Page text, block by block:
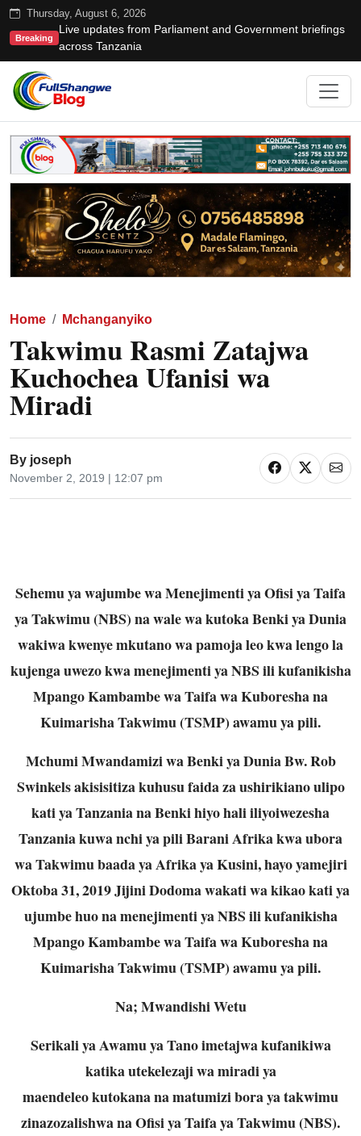
Thursday, August 6, 2026
Breaking
Live updates from Parliament and Government briefings
across Tanzania
Home Mchanganyiko
Takwimu Rasmi Zatajwa
Kuchochea Ufanisi wa
Miradi
By joseph
November 2, 2019 | 12:07 pm
Sehemu ya wajumbe wa Menejimenti ya Ofisi ya Taifa
ya Takwimu (NBS) na walewa kutoka Benki ya Dunia
wakiwa kwenye mkutano wa pamoja leo kwa lengo la
kujenga uwezo kwa menejimenti ya NBS ili kufanikisha
Mpango Kambambe wa Taifawa Kuboresha na
Kuimarisha Takwimu (TSMP) awamu ya pili.
Mchumi Mwandamizi wa Benki ya Dunia Bw. Rob
Swinkels akisisitiza kuhusu faidaza ushirikiano ulipo
kati ya Tanzania na Benki hiyo hali iliyoiwezesha
Tanzania kuwanchi ya pili Barani Afrika kwa ubora
wa Takwimu baada ya Afrika ya Kusini, hayoyamejiri
Oktoba 31, 2019 Jijini Dodoma wakati wa kikao kati ya
ujumbe huo namenejimenti ya NBS ili kufanikisha
Mpango Kambambe wa Taifa wa Kuboresha na
Kuimarisha Takwimu (TSMP) awamu ya pili.
Na; Mwandishi Wetu
Serikali ya Awamu ya Tano imetajwa kufanikiwa
katika utekelezaji wa miradi ya
maendeleo kutokana na matumizi bora ya takwimu
zinazozalishwa na Ofisi ya Taifa yaTakwimu (NBS).